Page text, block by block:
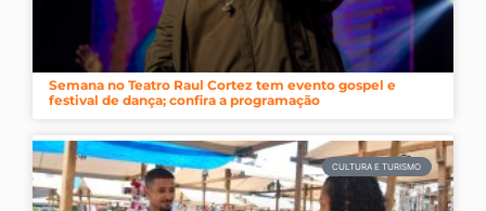
Semana no Teatro Raul Cortez tem evento gospel e
festival de dança; confira a programação
CULTURA E TURISMO